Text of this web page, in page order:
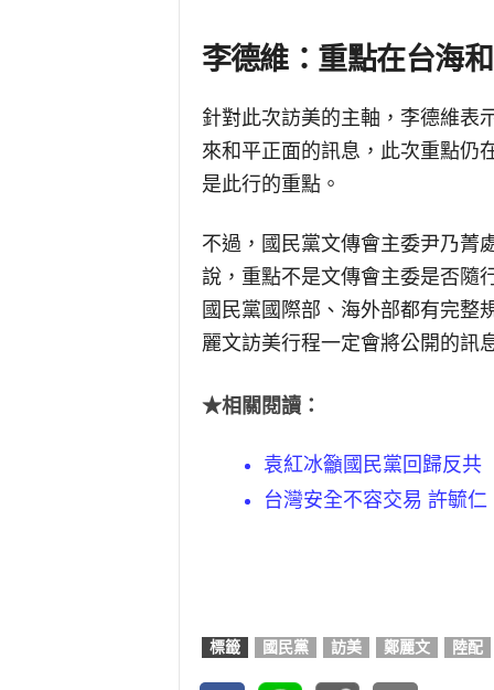
李德維：重點在台海
針對此次訪美的主軸，李德維表
來和平正面的訊息，此次重點仍
是此行的重點。
不過，國民黨文傳會主委尹乃菁
說，重點不是文傳會主委是否隨
國民黨國際部、海外部都有完整
麗文訪美行程一定會將公開的訊
★相關閱讀：
袁紅冰籲國民黨回歸反共
台灣安全不容交易 許毓
標籤 國民黨 訪美 鄭麗文 陸配